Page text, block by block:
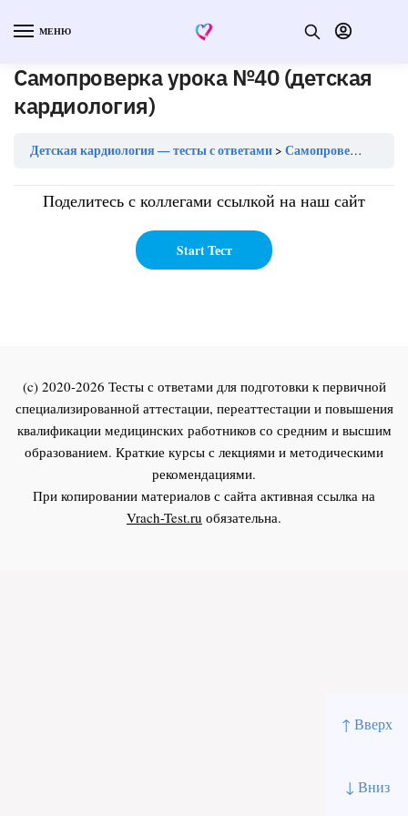
↑ Вверх
↓ Вниз
МЕНЮ
Самопроверка урока №40 (детская
кардиология)
Детская кардиология — тесты с ответами Самопроверка урока №40 (детская кардиология)
Поделитесь с коллегами ссылкой на наш сайт
(c) 2020-2026 Тесты с ответами для подготовки к первичной
специализированной аттестации, переаттестации и повышения
квалификации медицинских работников со средним и высшим
образованием. Краткие курсы с лекциями и методическими
рекомендациями.
При копировании материалов с сайта активная ссылка на
Vrach-Test.ru обязательна.